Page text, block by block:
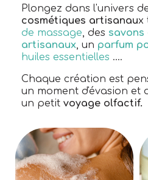
Plongez dans l'univers
cosmétiques artisanaux
de massage, des savons
artisanaux, un parfum
huiles essentielles ....
Chaque création est
un moment d'évasion et
un petit voyage olfactif.